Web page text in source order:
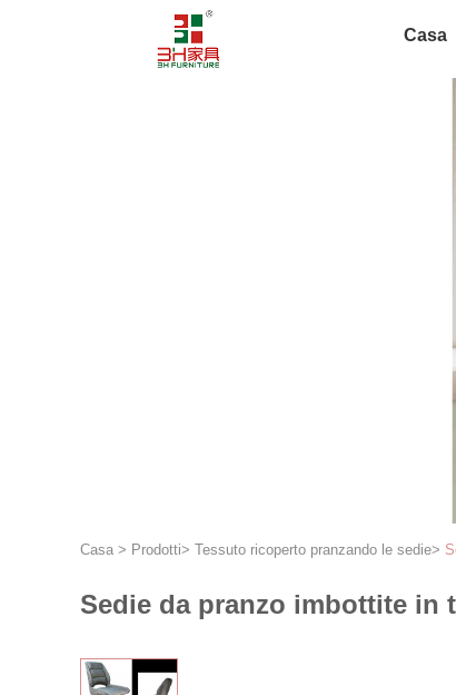
Casa
Casa > Prodotti> Tessuto ricoperto pranzando le sedie>
Sedie da pranzo imbottite in